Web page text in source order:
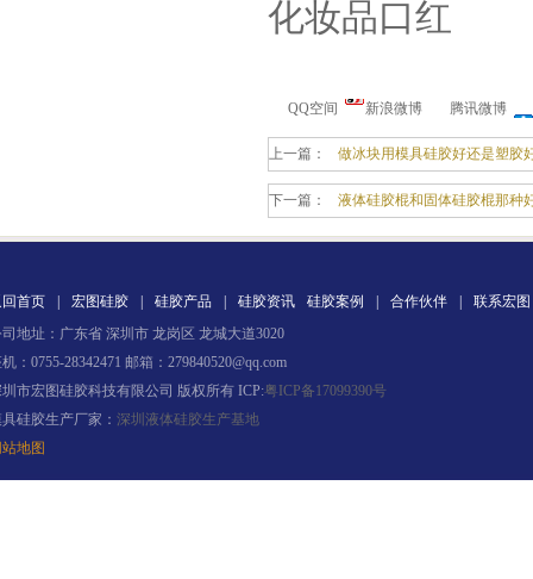
QQ空间 新浪微博 腾讯微博
上一篇： 做冰块用模具硅胶好还是塑胶
下一篇： 液体硅胶棍和固体硅胶棍那种
首页 宏图硅胶 硅胶产品 硅胶资讯 硅胶案例 合作伙伴
联系宏图
地址：广东省 深圳市 龙岗区 龙城大道3020
：0755-28342471 邮箱：279840520@qq.com
市宏图硅胶科技有限公司 版权所有 ICP:粤ICP备17099390号
硅胶生产厂家： 深圳液体硅胶生产基地
地图